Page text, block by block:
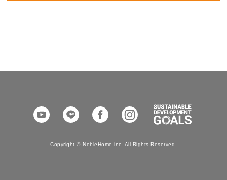
Copyright© NobleHome inc. All Rights Reserved.